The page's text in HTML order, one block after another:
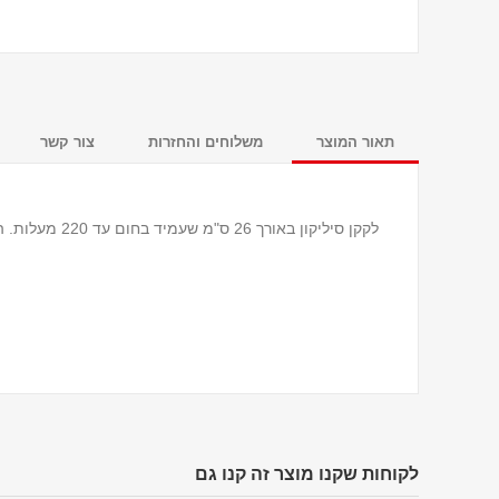
תאור המוצר משלוחים והחזרות צור קשר
לקקן סיליקון באורך 26 ס"מ שעמיד בחום עד 220 מעלות. הלקקן מתאים לשימוש גם עם עם כלי בישול מצופים בשכבת נון סטיק
לקוחות שקנו מוצר זה קנו גם